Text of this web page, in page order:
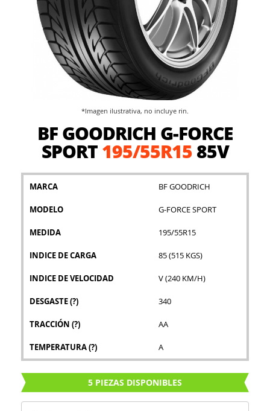
BF GOODRICH G-FORCE
SPORT195/55R1585V
MARCA BF GOODRICH
MODELO G-FORCE SPORT
MEDIDA 195/55R15
INDICE DE CARGA 85 (515 KGS)
INDICE DE VELOCIDAD V (240 KM/H)
DESGASTE(?) 340
TRACCIÓN (?) AA
TEMPERATURA(?) A
5 PIEZAS DISPONIBLES
*Imagen ilustrativa, no incluye rin.
comienzo
galería
imágenes